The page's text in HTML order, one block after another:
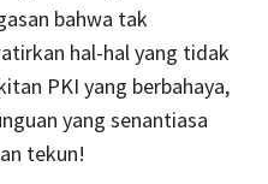
bahwa tak
hal-hal yang tidak
PKI yang berbahaya,
yang senantiasa
tekun!